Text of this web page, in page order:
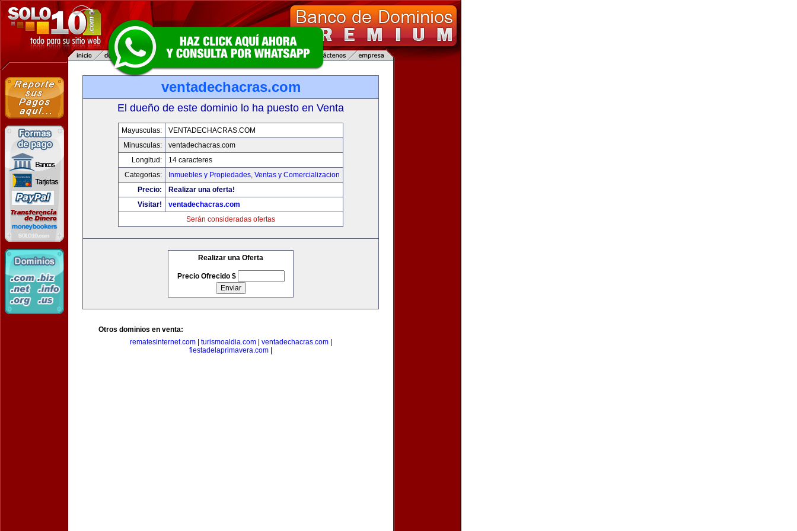
ventadechacras.com
El dueño de este dominio lo ha puesto en Venta
Mayusculas:
VENTADECHACRAS.COM
Minusculas:
ventadechacras.com
Longitud:
14 caracteres
Categorias:
Inmuebles y Propiedades, Ventas y Comercializacion
Precio:
Realizar una oferta!
Visitar!
ventadechacras.com
Serán consideradas ofertas
Realizar una Oferta
Precio Ofrecido $
Otros dominios en venta:
rematesinternet.com| turismoaldia.com| ventadechacras.com|
fiestadelaprimavera.com